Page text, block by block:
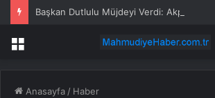
Menü
Anasayfa / Haber